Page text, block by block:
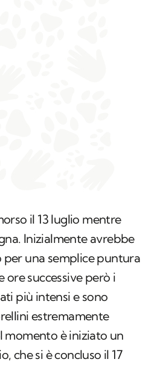
il 13 luglio mentre
Inizialmente avrebbe
per una semplice puntura
ore successive però i
più intensi e sono
estremamente
momento è iniziato un
che si è concluso il 17